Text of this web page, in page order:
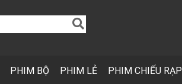
PHIM BỘ PHIM LẺ PHIM CHIẾU RẠP